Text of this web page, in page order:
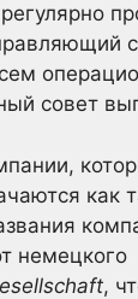
совет
как
немецкого
,